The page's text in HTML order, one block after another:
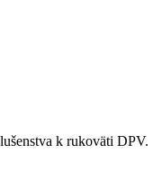
k rukoväti DPV.